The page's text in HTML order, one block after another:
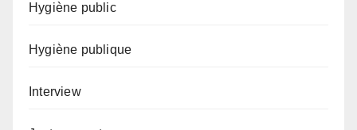
Hygiène public
Hygiène publique
Interview